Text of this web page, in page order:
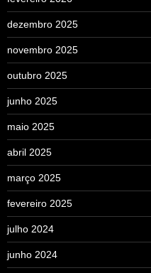
dezembro 2025
novembro 2025
outubro 2025
junho 2025
maio 2025
abril 2025
março 2025
fevereiro 2025
julho 2024
junho 2024